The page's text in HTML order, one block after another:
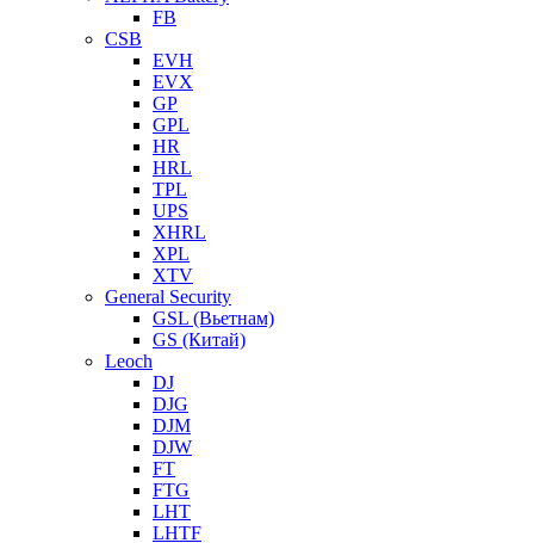
FB
CSB
EVH
EVX
GP
GPL
HR
HRL
TPL
UPS
XHRL
XPL
XTV
General Security
GSL (Вьетнам)
GS (Китай)
Leoch
DJ
DJG
DJM
DJW
FT
FTG
LHT
LHTF